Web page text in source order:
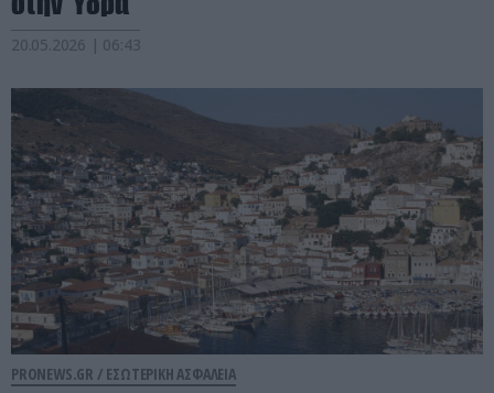
20.05.2026 | 06:43
PRONEWS.GR / ΕΣΩΤΕΡΙΚΗ ΑΣΦΑΛΕΙΑ